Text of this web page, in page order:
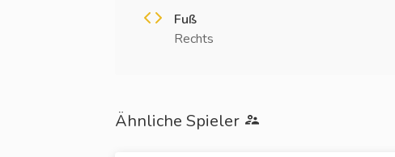
Fuß
Rechts
Ähnliche Spieler